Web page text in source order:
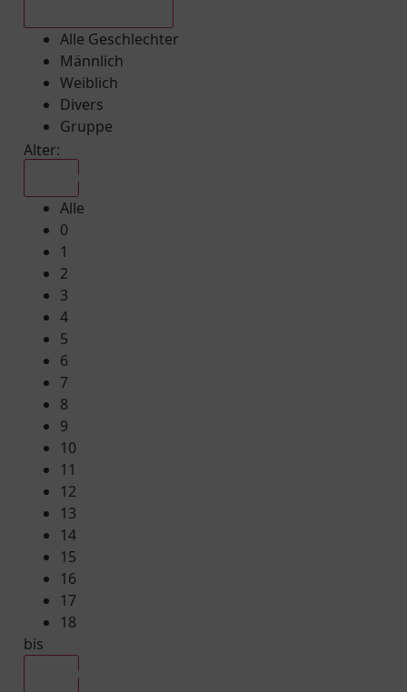
Alle Geschlechter
Männlich
Weiblich
Divers
Gruppe
Alter:
Alle
0
1
2
3
4
5
6
7
8
9
10
11
12
13
14
15
16
17
18
bis